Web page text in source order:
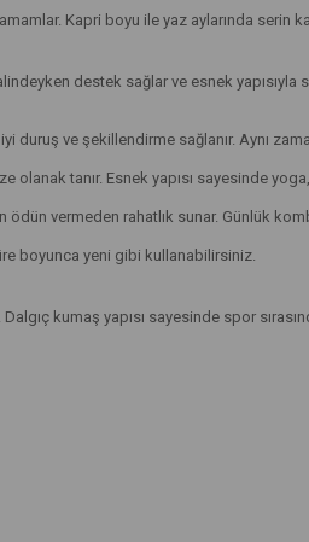
Kapri boyu ile yaz aylarında serin
destek sağlar ve esnek
duruş ve şekillendirme sağlanır. Aynı
olanak tanır. Esnek yapısı sayesinde
vermeden rahatlık sunar. Günlük
boyunca yeni gibi kullanabilirsiniz.
Dalgıç kumaş yapısı sayesinde spor